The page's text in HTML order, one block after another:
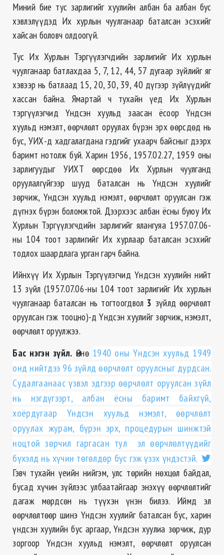
Миний бие тус зарлигийг хуулийн албан ба албан бус
хэвлэлүүдэд Их хурлын чуулганаар баталсан эсэхийг
хайсан боловч олдоогүй.
Тус Их Хурлын Тэргүүлэгчдийн зарлигийг Их хурлын
чуулганаар батлахдаа 5, 7, 12, 44, 57 дугаар зүйлийг яг
хэвээр нь батлаад 15, 20, 30, 39, 40 дүгээр зүйлүүдийг
хассан байна. Ямартай ч тухайн үед Их Хурлын
тэргүүлэгчид Үндсэн хуульд заасан ёсоор Үндсэн
хуульд нэмэлт, өөрчлөлт оруулах бүрэн эрх өөрсдөд нь
бус, УИХ-д хадгалагдана гэдгийг ухаарч байсныг дээрх
баримт нотолж буй. Харин 1956, 1957.02.27, 1959 оны
зарлигуудыг УИХТ өөрсдөө Их Хурлын чуулганд
оруулалгүйгээр шууд баталсан нь Үндсэн хуулийг
зөрчиж, Үндсэн хуульд нэмэлт, өөрчлөлт оруулсан гэж
дүгнэх бүрэн боломжтой. Дээрхээс албан ёсны буюу Их
Хурлын Тэргүүлэгчдийн зарлигийг ялангуяа 1957.07.06-
ны 104 тоот зарлигийг Их хурлаар баталсан эсэхийг
тодлох шаардлага урган гарч байна.
Ийнхүү Их Хурлын Тэргүүлэгчид Үндсэн хуулийн нийт
13 зүйл (1957.07.06-ны 104 тоот зарлигийг Их хурлын
чуулганаар баталсан нь тогтоогдвол 3 зүйлд өөрчлөлт
оруулсан гэж тооцно)-д Үндсэн хуулийг зөрчиж, нэмэлт,
өөрчлөлт оруулжээ.
Бас нэгэн зүйл. Өмнө 1940 оны Үндсэн хуульд 1949
онд нийтдээ 96 зүйлд өөрчлөлт оруулсныг дурдсан.
Судалгаанаас үзвэл эдгээр өөрчлөлт оруулсан зүйл
нь нэгдүгээрт, албан ёсны баримт байхгүй,
хоёрдугаар Үндсэн хуульд нэмэлт, өөрчлөлт
оруулах журам, бүрэн эрх, процедурын шинжтэй
ноцтой зөрчил гаргасан тул эл өөрчлөлтүүдийг
бүхэлд нь хүчин төгөлдөр бус гэж үзэх үндэстэй.
Гэвч тухайн үеийн нийгэм, улс төрийн нөхцөл байдал,
бусад хүчин зүйлээс улбаатайгаар энэхүү өөрчлөлтийг
дагаж мөрдсөн нь түүхэн үнэн билээ. Иймд эл
өөрчлөлтөөр шинэ Үндсэн хуулийг баталсан бус, харин
үндсэн хуулийн бус аргаар, Үндсэн хуулиа зөрчиж, дур
зоргоор Үндсэн хуульд нэмэлт, өөрчлөлт оруулсан